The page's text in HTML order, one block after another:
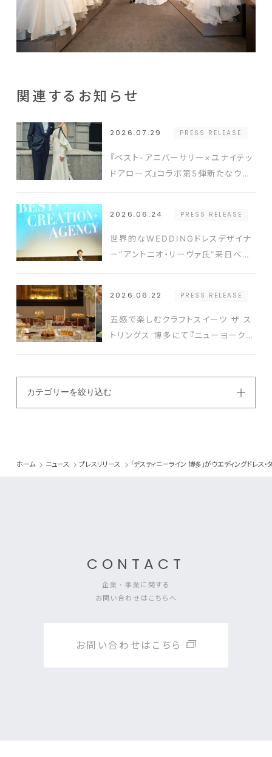
関連するお知らせ
2026.07.29 PRESS RELEASE
『ベスト-アニバーサリー×ユナイテッ
ドアローズ』コラボ第5弾新たなウエ
2026.06.24
PRESS RELEASE
世界的なWEDDINGドレスデザイナ
ー“アントニオ・リーヴァ氏”来日ベス
ォーム発表
2026.06.22 PRESS RELEASE
五感で楽しむクラフトスイーツ ザ ス
トリングス 博多にて『ニューヨークス
カテゴリーを絞り込む
ホーム ニュース プレスリリース 「デスティニーライン 博多」がウエディングドレス
CONTACT
企業・事業に関する
お問い合わせはこちらへ
お問い合わせはこちら